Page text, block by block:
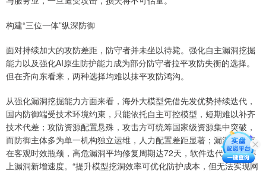
构建“三位一体”纵深防御
面对持续加大的攻防差距，防守者并未坐以待毙。强化自主漏洞挖掘
能力以及强化AI原生防护能力成为部分防守者拉平攻防失衡的选择。
但在齐向东看来，两种选择均难以抹平攻防鸿沟。
从强化漏洞挖掘能力方面来看，海外大模型凭借先发优势持续迭代，
国内防御端受技术环境约束，只能依托自主可控模型，短期难以补齐
技术代差；攻防资源配置悬殊，攻击方可统筹国家级资源集中突破，
而防御主体多为单一机构独立运维，人力配置差距显著；漏洞修复存
在客观时效瓶颈，高危漏洞平均修复周期达72天，软件迭代节奏跟不
上漏洞新增速度。“提升模型挖洞效率可优化防护成本，但无法实现网